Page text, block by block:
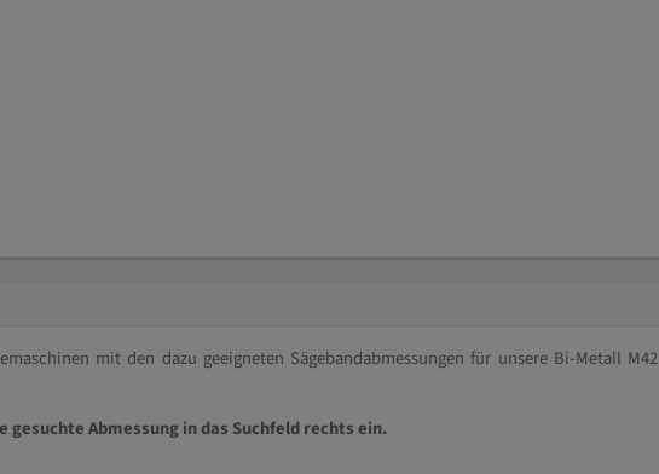
mit den dazu geeigneten Sägebandabmessungen für unsere Bi-Metall M42
Abmessung in das Suchfeld rechts ein.